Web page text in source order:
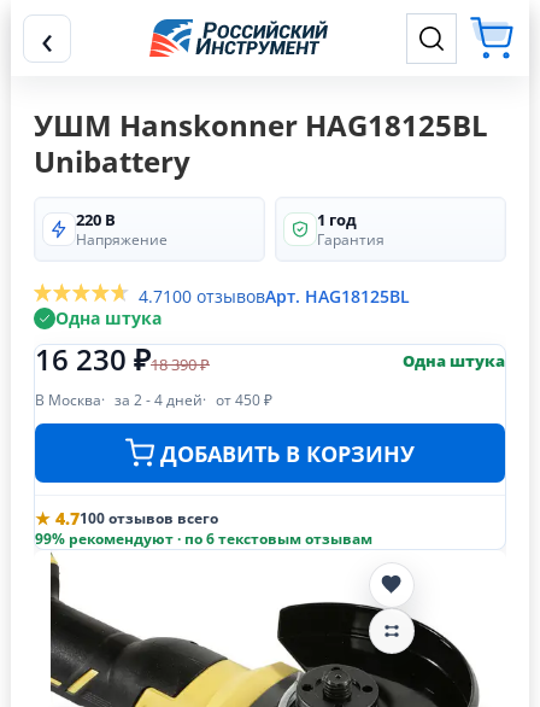
‹
УШМ Hanskonner HAG18125BL
Unibattery
220 В
Напряжение
1 год
Гарантия
4.7100 отзывовАрт. HAG18125BL
Одна штука
16 230 ₽18 390 ₽ Одна штука
В Москва за 2 - 4 дней от 450 ₽
ДОБАВИТЬ В КОРЗИНУ
★ 4.7100 отзывов всего
99% рекомендуют · по 6 текстовым отзывам